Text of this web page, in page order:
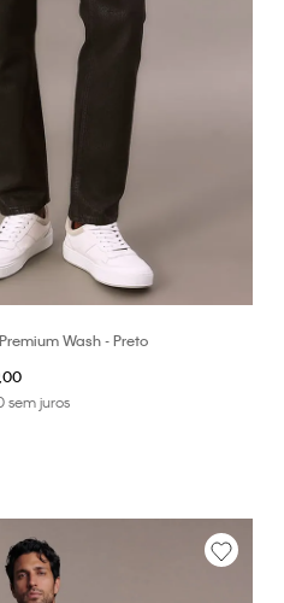
Wash - Preto
00
sem juros